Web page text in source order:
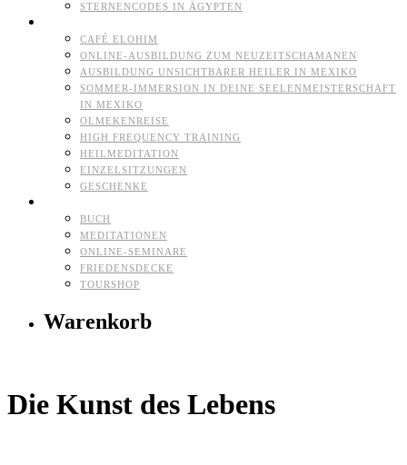
STERNENCODES IN ÄGYPTEN
CAFÉ ELOHIM
ONLINE-AUSBILDUNG ZUM NEUZEITSCHAMANEN
AUSBILDUNG UNSICHTBARER HEILER IN MEXIKO
SOMMER-IMMERSION IN DEINE SEELENMEISTERSCHAFT
IN MEXIKO
OLMEKENREISE
HIGH FREQUENCY TRAINING
HEILMEDITATION
EINZELSITZUNGEN
GESCHENKE
BUCH
MEDITATIONEN
ONLINE-SEMINARE
FRIEDENSDECKE
TOURSHOP
Warenkorb
Die Kunst des Lebens